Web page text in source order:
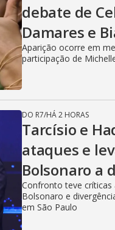
i
d
e
o
debate de
Damares e
Aparição ocorre em
participação de
DO R7/HÁ 2 HORAS
Tarcísio e
ataques e
Bolsonaro a
Confronto teve
Bolsonaro e
em São Paulo